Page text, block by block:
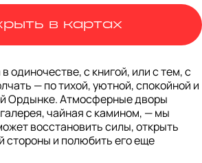
одиночестве, с книгой, или с тем, с
— по тихой, уютной, спокойной и
Ордынке. Атмосферные дворы
чайная с камином, — мы
восстановить силы, открыть
стороны и полюбить его еще
в картах